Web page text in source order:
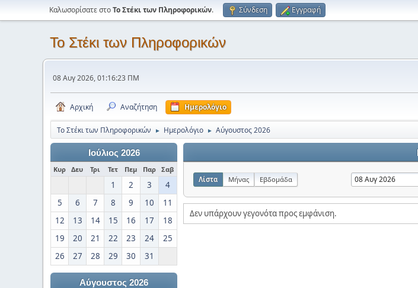
Καλωσορίσατε στοΤο Στέκι των Πληροφορικών. Σύνδεση Εγγραφή
Το Στέκι των Πληροφορικών
08 Αυγ 2026, 01:16:23 ΠΜ
Αρχική Αναζήτηση Ημερολόγιο
Το Στέκι των Πληροφορικών ► Ημερολόγιο ► Αύγουστος 2026
Ιούλιος 2026
Κυρ Δευ Τρι Τετ Πεμ Παρ Σαβ
1 2 3
4
5
6 7 8 9 10
11
12
13 14 15 16 17
18
19
20 21 22 23 24
25
26
27 28 29 30 31
Αύγουστος 2026
Λίστα Μήνας Εβδομάδα
Δεν υπάρχουν γεγονότα προς εμφάνιση.